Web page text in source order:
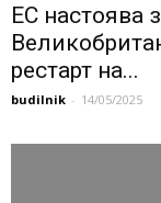
ЕС настоява
рестарт на...
budilnik - 14/05/2025